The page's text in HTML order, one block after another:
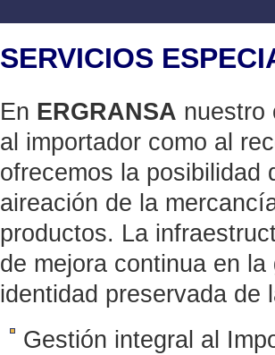
SERVICIOS
En ERGRANSA nuestro
al importador como al
ofrecemos la posibilidad
aireación de la
productos. La
de mejora continua en
identidad preservada de
Gestión integral al